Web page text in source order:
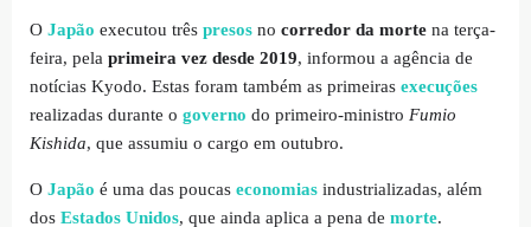
O Japão executou três presos no corredor da morte na terça-
feira, pela primeira vez desde 2019, informou a agência de
notícias Kyodo. Estas foram também as primeiras execuções
realizadas durante o governo do primeiro-ministro Fumio
Kishida, que assumiu o cargo em outubro.
O Japão é uma das poucas economias industrializadas, além
dos Estados Unidos, que ainda aplica a pena de morte.